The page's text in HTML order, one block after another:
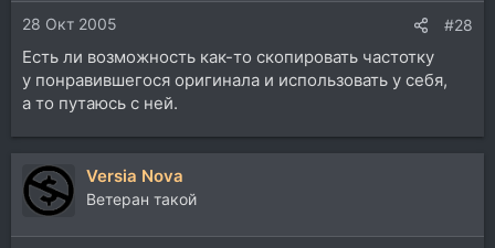
28 Окт 2005 #28
Есть ли возможность как-то скопировать частотку
у понравившегося оригинала и использовать у себя,
а то путаюсь с ней.
Versia Nova
Ветеран такой